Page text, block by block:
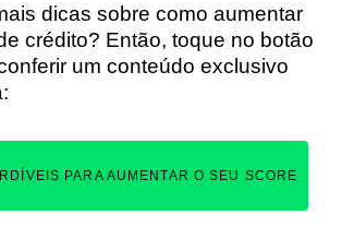
dicas sobre como aumentar
crédito? Então, toque no botão
um conteúdo exclusivo
PARA AUMENTAR O SEU SCORE